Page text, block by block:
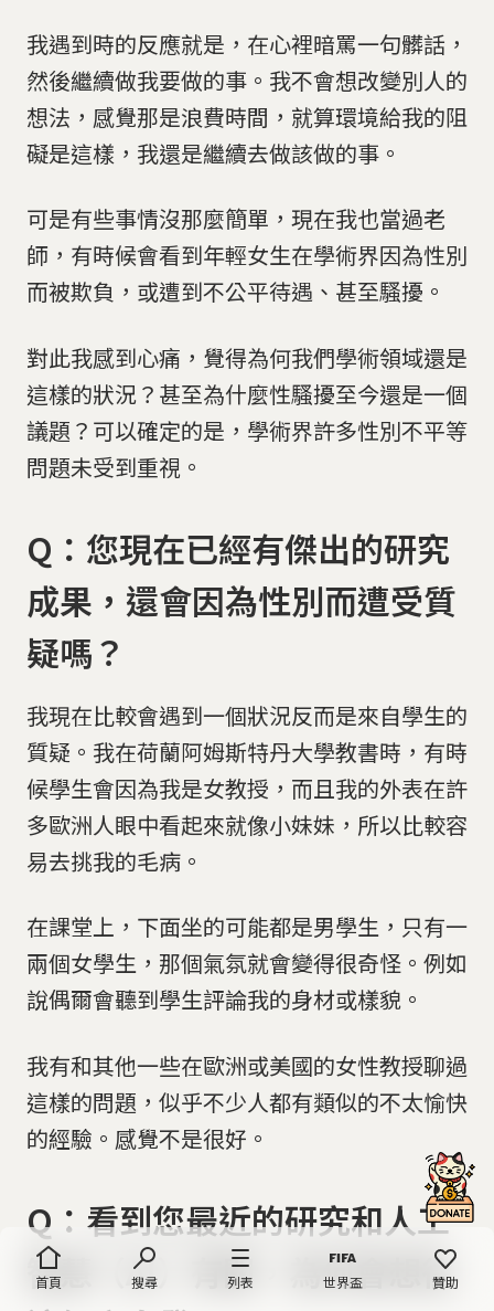
首頁 搜尋 列表 世界盃 贊助
我遇到時的反應就是，在心裡暗罵一句髒話，
然後繼續做我要做的事。我不會想改變別人的
想法，感覺那是浪費時間，就算環境給我的阻
礙是這樣，我還是繼續去做該做的事。
可是有些事情沒那麼簡單，現在我也當過老
師，有時候會看到年輕女生在學術界因為性別
而被欺負，或遭到不公平待遇、甚至騷擾。
對此我感到心痛，覺得為何我們學術領域還是
這樣的狀況？甚至為什麼性騷擾至今還是一個
議題？可以確定的是，學術界許多性別不平等
問題未受到重視。
Q：您現在已經有傑出的研究
成果，還會因為性別而遭受質
疑嗎？
我現在比較會遇到一個狀況反而是來自學生的
質疑。我在荷蘭阿姆斯特丹大學教書時，有時
候學生會因為我是女教授，而且我的外表在許
多歐洲人眼中看起來就像小妹妹，所以比較容
易去挑我的毛病。
在課堂上，下面坐的可能都是男學生，只有一
兩個女學生，那個氣氛就會變得很奇怪。例如
說偶爾會聽到學生評論我的身材或樣貌。
我有和其他一些在歐洲或美國的女性教授聊過
這樣的問題，似乎不少人都有類似的不太愉快
的經驗。感覺不是很好。
Q：看到您最近的研究和人工
智慧（AI）有關，為何會想往